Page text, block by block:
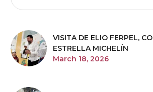
VISITA DE ELIO FERPEL,
ESTRELLA MICHELÍN
March 18, 2026